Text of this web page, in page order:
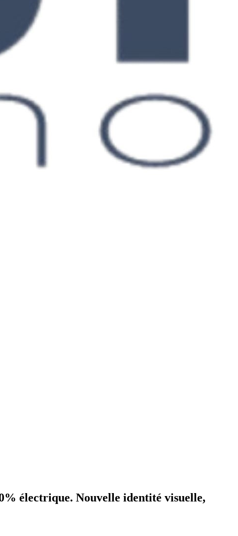
électrique. Nouvelle identité visuelle,